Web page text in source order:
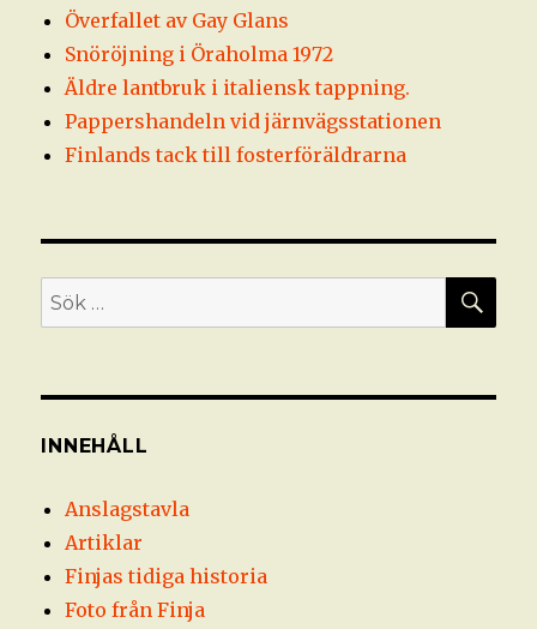
Överfallet av Gay Glans
Snöröjning i Öraholma 1972
Äldre lantbruk i italiensk tappning.
Pappershandeln vid järnvägsstationen
Finlands tack till fosterföräldrarna
Sök
efter:
INNEHÅLL
Anslagstavla
Artiklar
Finjas tidiga historia
Foto från Finja